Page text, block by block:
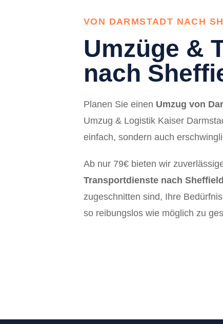
VON DARMSTADT NACH
Umzüge &
nach
Planen Sie einen Umzug von
Umzug & Logistik Kaiser
einfach, sondern auch
Ab nur 79€ bieten wir
Transportdienste nach Sheffield
zugeschnitten sind, Ihre
so reibungslos wie möglich zu